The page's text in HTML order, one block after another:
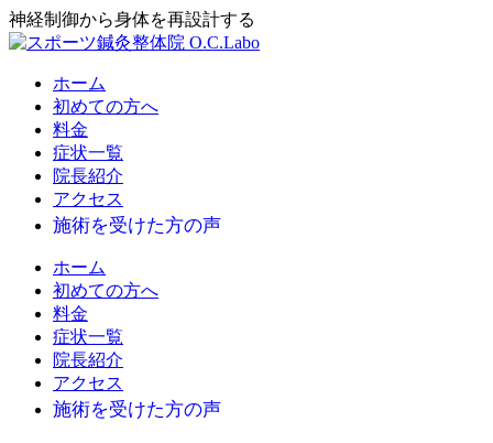
神経制御から身体を再設計する
ホーム
初めての方へ
料金
症状一覧
院長紹介
アクセス
ホーム
初めての方へ
料金
症状一覧
院長紹介
アクセス